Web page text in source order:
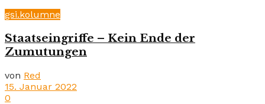
gsi.kolumne
Staatseingriffe – Kein Ende der
Zumutungen
von Red
15. Januar 2022
0